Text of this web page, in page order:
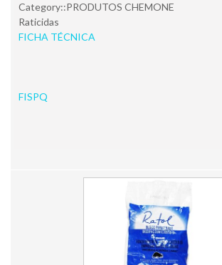
Category::PRODUTOS CHEMONE
Raticidas
FICHA TÉCNICA
FISPQ